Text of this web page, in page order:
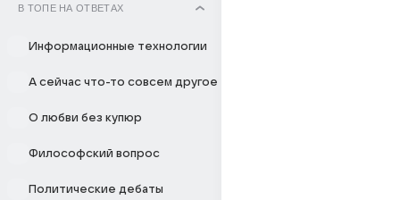
В ТОПЕ НА ОТВЕТАХ
Информационные технологии
А сейчас что-то совсем другое
О любви без купюр
Философский вопрос
Политические дебаты